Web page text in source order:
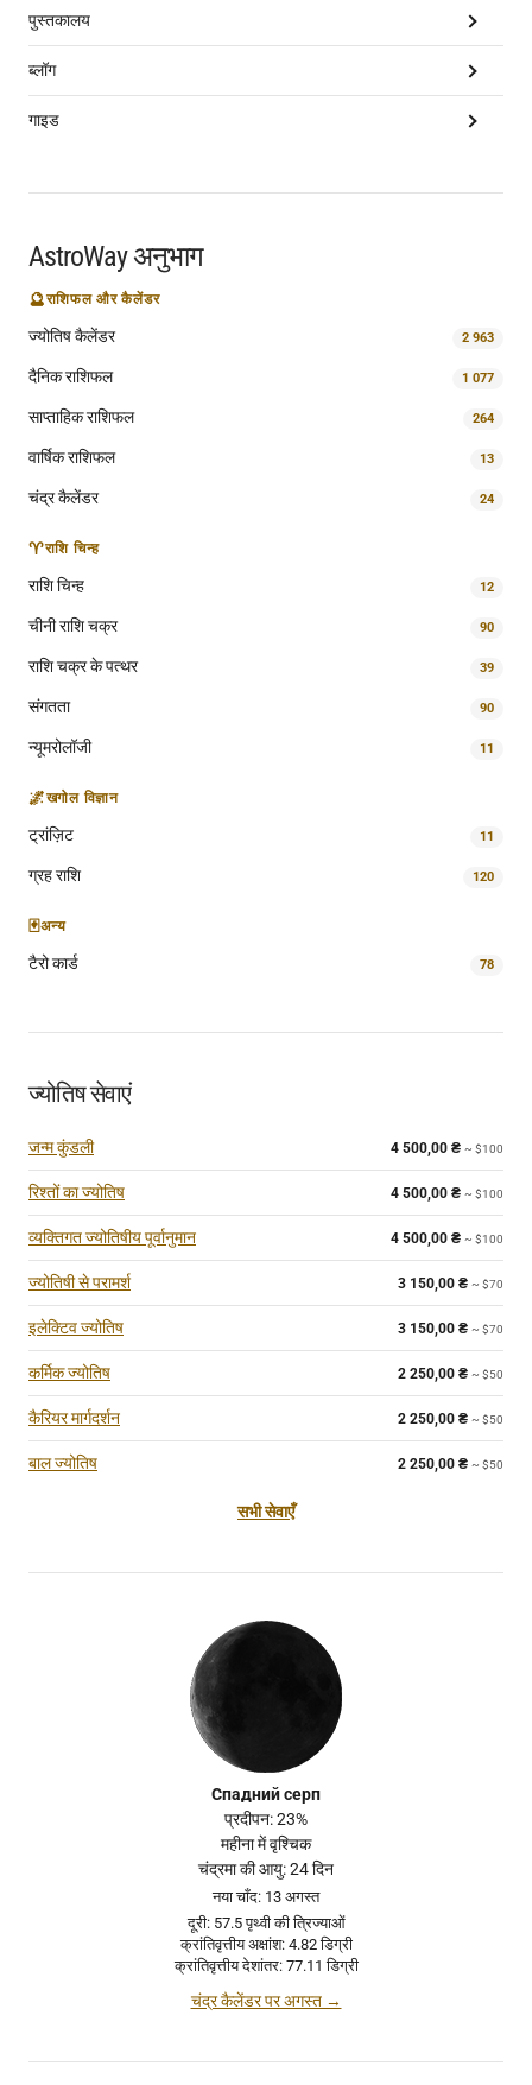
पुस्तकालय
ब्लॉग
गाइड
AstroWay अनुभाग
🔮राशिफल और कैलेंडर
ज्योतिष कैलेंडर 2 963
दैनिक राशिफल 1 077
साप्ताहिक राशिफल 264
वार्षिक राशिफल 13
चंद्र कैलेंडर 24
♈राशि चिन्ह
राशि चिन्ह 12
चीनी राशि चक्र 90
राशि चक्र के पत्थर 39
संगतता 90
न्यूमरोलॉजी 11
🌌खगोल विज्ञान
ट्रांज़िट 11
ग्रह राशि 120
🃏अन्य
टैरो कार्ड 78
ज्योतिष सेवाएं
जन्म कुंडली 4 500,00 ₴ ~ $100
रिश्तों का ज्योतिष 4 500,00 ₴ ~ $100
व्यक्तिगत ज्योतिषीय पूर्वानुमान 4 500,00 ₴ ~ $100
ज्योतिषी से परामर्श 3 150,00 ₴ ~ $70
इलेक्टिव ज्योतिष 3 150,00 ₴ ~ $70
कर्मिक ज्योतिष 2 250,00 ₴ ~ $50
कैरियर मार्गदर्शन 2 250,00 ₴ ~ $50
बाल ज्योतिष 2 250,00 ₴ ~ $50
सभी सेवाएँ
Спадний серп
प्रदीपन: 23%
महीना में वृश्चिक
चंद्रमा की आयु: 24 दिन
नया चाँद: 13 अगस्त
दूरी: 57.5 पृथ्वी की त्रिज्याओं
क्रांतिवृत्तीय अक्षांश: 4.82 डिग्री
क्रांतिवृत्तीय देशांतर: 77.11 डिग्री
चंद्र कैलेंडर पर अगस्त →